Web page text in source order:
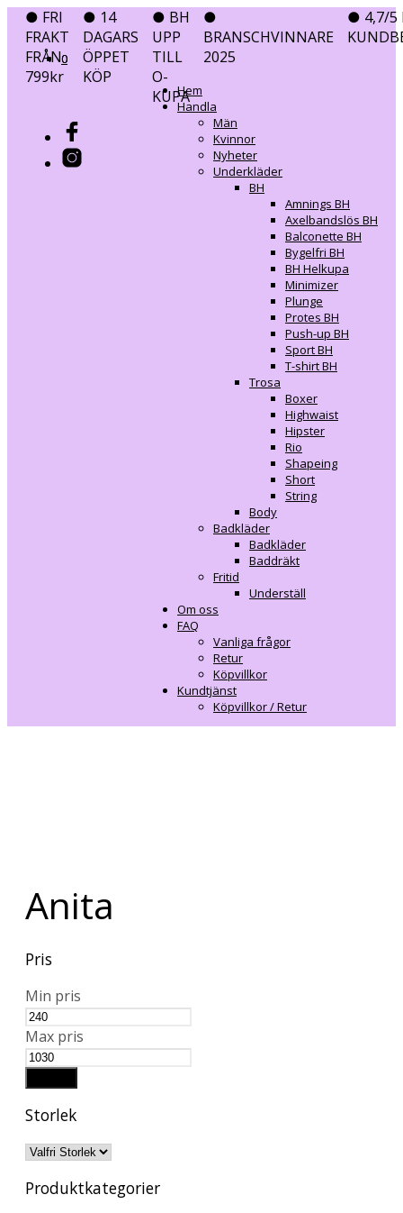
● FRI
FRAKT
FRÅN
799kr
● 14
DAGARS
ÖPPET
KÖP
● BH
UPP
TILL
O-
KUPA
●
BRANSCHVINNARE
2025
● 4,7/5
0
0
Hem
Handla
Män
Kvinnor
Nyheter
Underkläder
BH
Amnings BH
Axelbandslös BH
Balconette BH
Bygelfri BH
BH Helkupa
Minimizer
Plunge
Protes BH
Push-up BH
Sport BH
T-shirt BH
Trosa
Boxer
Highwaist
Hipster
Rio
Shapeing
Short
String
Body
Badkläder
Badkläder
Baddräkt
Fritid
Underställ
Om oss
FAQ
Vanliga frågor
Retur
Köpvillkor
Kundtjänst
Köpvillkor / Retur
Anita
Pris
Min pris
Max pris
Storlek
Produktkategorier